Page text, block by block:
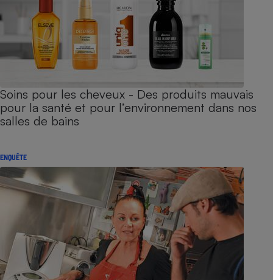
Soins pour les cheveux - Des produits mauvais
pour la santé et pour l’environnement dans nos
salles de bains
ENQUÊTE